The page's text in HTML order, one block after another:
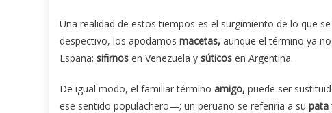
Una realidad de estos tiempos es el surgimiento de lo que
despectivo, los apodamos macetas, aunque el término ya
España; sifirnos en Venezuela y súticos en Argentina.
De igual modo, el familiar término amigo, puede ser
ese sentido populachero—; un peruano se referiría a su pata